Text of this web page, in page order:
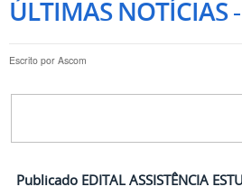
ÚLTIMAS NOTÍCIAS
Escrito por Ascom
Publicado EDITAL ASSISTÊNCIA